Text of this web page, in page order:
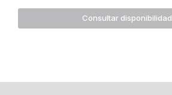
Consultar disponibilidad